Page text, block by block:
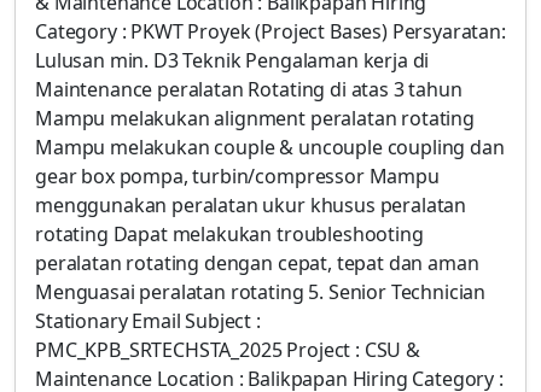
Category : PKWT Proyek (Project Bases) Persyaratan:
Lulusan min. D3 Teknik Pengalaman kerja di
Maintenance peralatan Rotating di atas 3 tahun
Mampu melakukan alignment peralatan rotating
Mampu melakukan couple & uncouple coupling dan
gear box pompa, turbin/compressor Mampu
menggunakan peralatan ukur khusus peralatan
rotating Dapat melakukan troubleshooting
peralatan rotating dengan cepat, tepat dan aman
Menguasai peralatan rotating 5. Senior Technician
Stationary Email Subject :
PMC_KPB_SRTECHSTA_2025 Project : CSU &
Maintenance Location : Balikpapan Hiring Category :